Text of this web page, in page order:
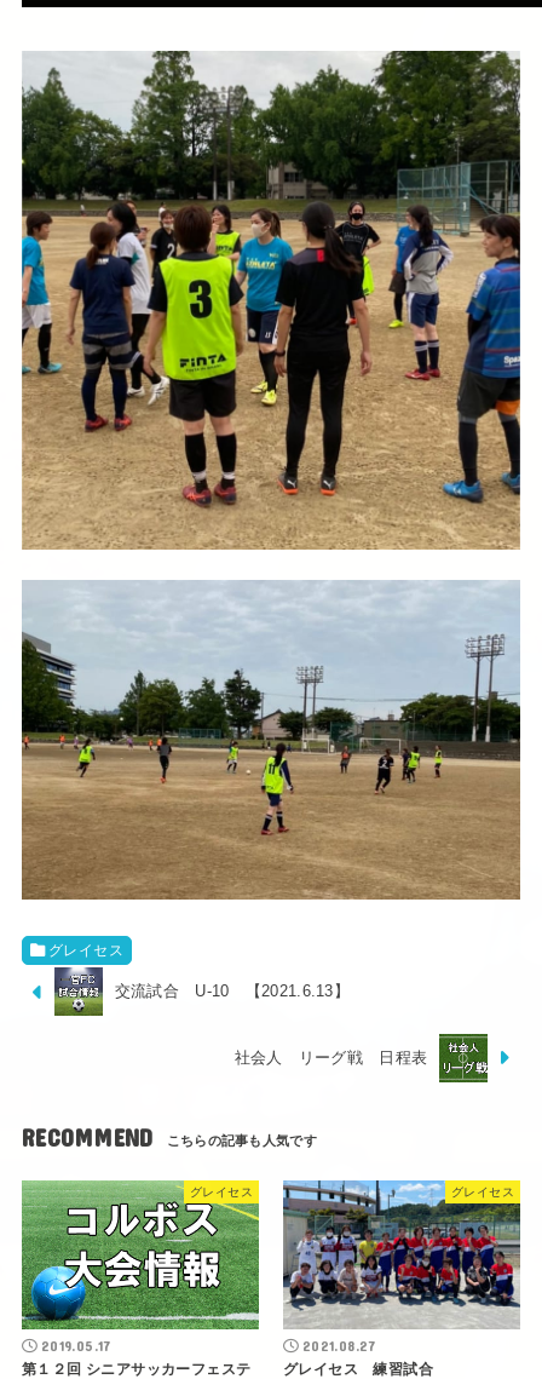
グレイセス
交流試合 U-10 【2021.6.13】
社会人 リーグ戦 日程表
RECOMMEND
グレイセス
2019.05.17
第１２回 シニアサッカーフェステ
グレイセス
2021.08.27
グレイセス 練習試合